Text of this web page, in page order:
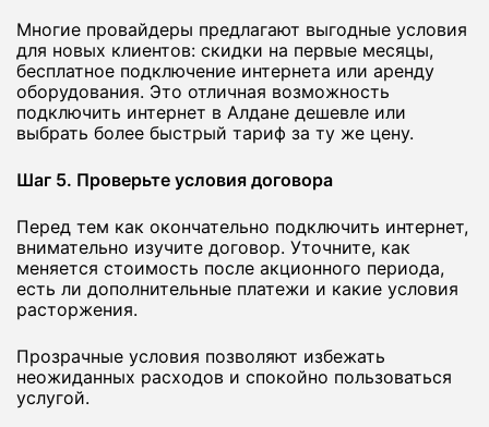
Многие провайдеры предлагают выгодные условия
для новых клиентов: скидки на первые месяцы,
бесплатное подключение интернета или аренду
оборудования. Это отличная возможность
подключить интернет в Алдане дешевле или
выбрать более быстрый тариф за ту же цену.
Шаг 5. Проверьте условия договора
Перед тем как окончательно подключить интернет,
внимательно изучите договор. Уточните, как
меняется стоимость после акционного периода,
есть ли дополнительные платежи и какие условия
расторжения.
Прозрачные условия позволяют избежать
неожиданных расходов и спокойно пользоваться
услугой.